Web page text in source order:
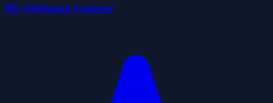
Mr Stickman Gunner